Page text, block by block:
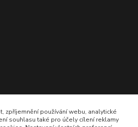
zpříjemnění používání webu, analytické
souhlasu také pro účely cílení reklamy